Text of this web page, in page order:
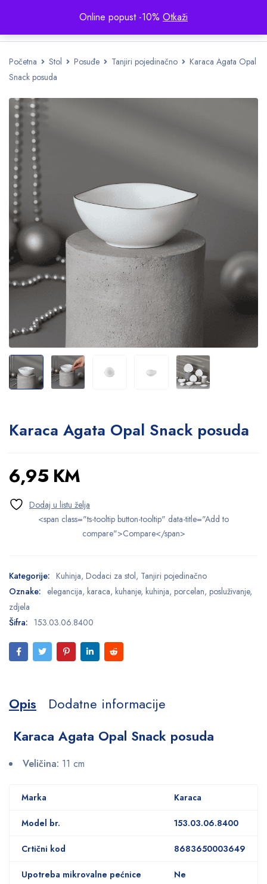
Online popust -10% Otkaži
Početna Stol Posuđe Tanjiri pojedinačno
Karaca Agata Opal
Snack posuda
Karaca Agata Opal Snack posuda
6,95 KM
<span class="ts-tooltip button-tooltip" data-title="Add to
compare">Compare</span>
Kategorije: Kuhinja, Dodaci za stol, Tanjiri pojedinačno
Oznake: elegancija, karaca, kuhanje, kuhinja, porcelan, posluživanje,
zdjela
Šifra: 153.03.06.8400
Opis
Dodatne informacije
Karaca Agata Opal Snack posuda
Veličina: 11 cm
Marka Karaca
Model br. 153.03.06.8400
Crtični kod 8683650003649
Upotreba mikrovalne pećnice Ne